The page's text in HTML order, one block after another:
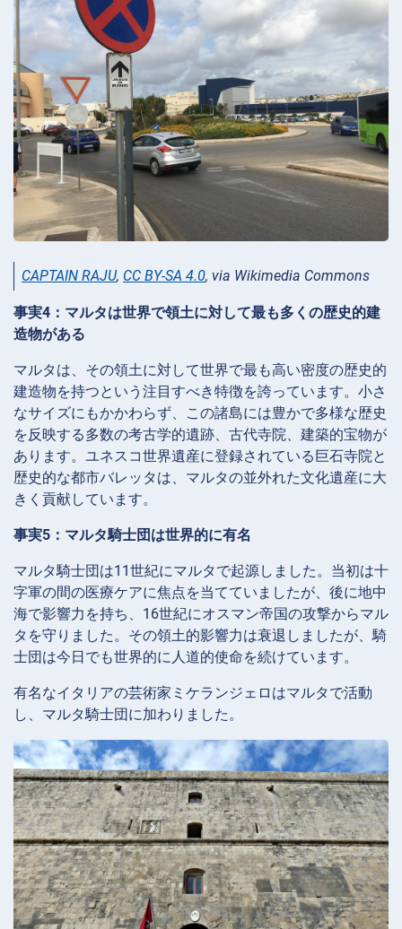
CAPTAIN RAJU, CC BY-SA 4.0, via Wikimedia Commons
事実4：マルタは世界で領土に対して最も多くの歴史的建
造物がある
マルタは、その領土に対して世界で最も高い密度の歴史的
建造物を持つという注目すべき特徴を誇っています。小さ
なサイズにもかかわらず、この諸島には豊かで多様な歴史
を反映する多数の考古学的遺跡、古代寺院、建築的宝物が
あります。ユネスコ世界遺産に登録されている巨石寺院と
歴史的な都市バレッタは、マルタの並外れた文化遺産に大
きく貢献しています。
事実5：マルタ騎士団は世界的に有名
マルタ騎士団は11世紀にマルタで起源しました。当初は十
字軍の間の医療ケアに焦点を当てていましたが、後に地中
海で影響力を持ち、16世紀にオスマン帝国の攻撃からマル
タを守りました。その領土的影響力は衰退しましたが、騎
士団は今日でも世界的に人道的使命を続けています。
有名なイタリアの芸術家ミケランジェロはマルタで活動
し、マルタ騎士団に加わりました。